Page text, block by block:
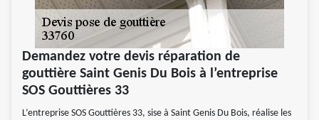
Demandez votre devis réparation de
gouttière Saint Genis Du Bois à l’entreprise
SOS Gouttières 33
L’entreprise SOS Gouttières 33, sise à Saint Genis Du Bois, réalise les